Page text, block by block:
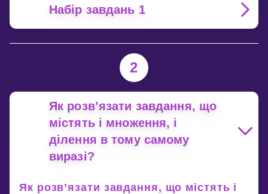
Набір завдань 1
2
Як розв’язати завдання, що
містять і множення, і
ділення в тому самому
виразі?
Як розв’язати завдання, що містять і